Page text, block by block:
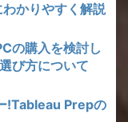
かりやすく解説
の購入を検討し
び方について
!Tableau Prepの